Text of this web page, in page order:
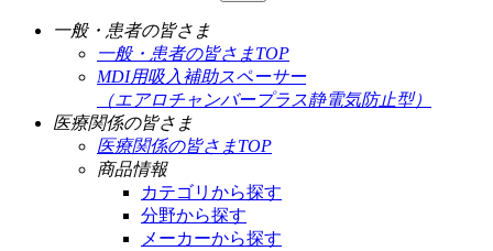
一般・患者の皆さま
一般・患者の皆さまTOP
MDI用吸入補助スペーサー
（エアロチャンバープラス静電気防止型）
医療関係の皆さま
医療関係の皆さまTOP
商品情報
カテゴリから探す
分野から探す
メーカーから探す